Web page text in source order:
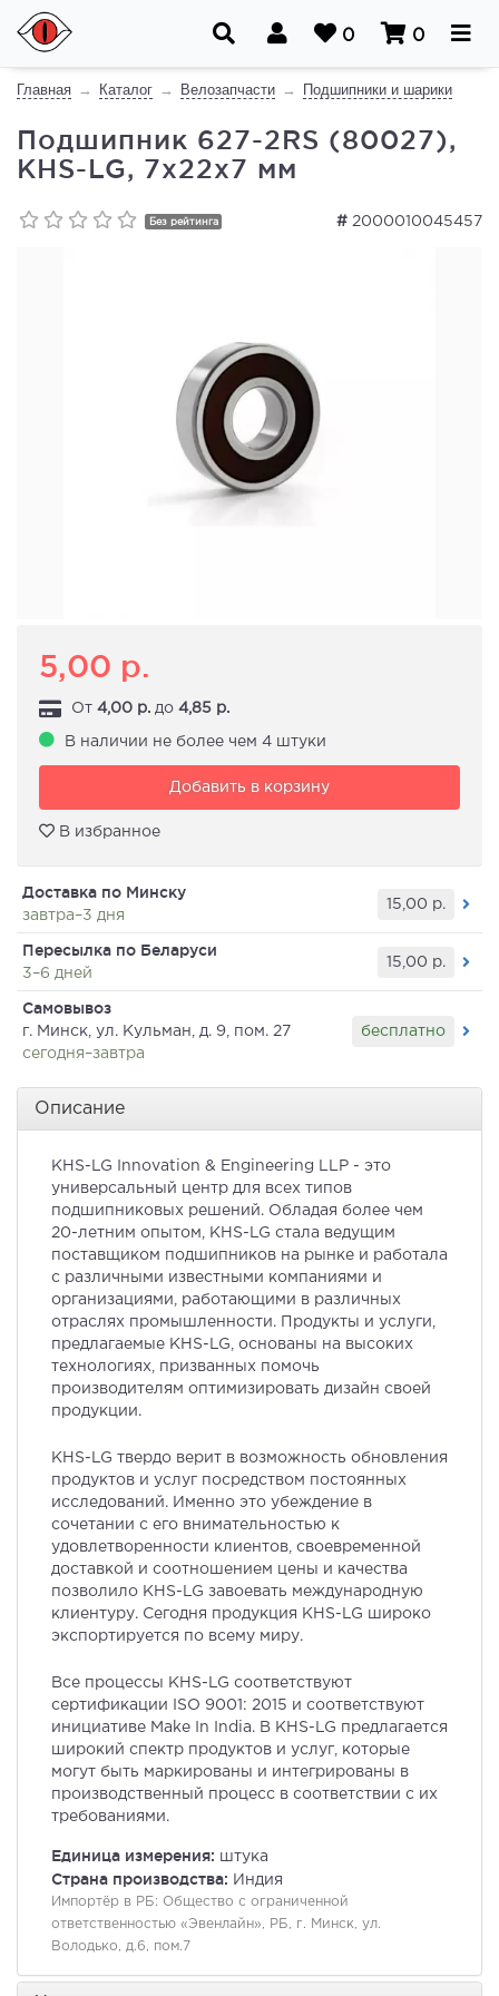
0 0
Главная Каталог Велозапчасти Подшипники и шарики
Подшипник 627-2RS (80027),
KHS-LG, 7x22x7 мм
# 2000010045457
Без рейтинга
5,00 р.
От 4,00 р. до 4,85 р.
В наличии не более чем 4 штуки
Добавить в корзину
В избранное
Доставка по Минску
завтра–3 дня
15,00 р.
Пересылка по Беларуси
3–6 дней
15,00 р.
Самовывоз
г. Минск, ул. Кульман, д. 9, пом. 27
сегодня–завтра
бесплатно
Описание
KHS-LG Innovation & Engineering LLP - это
универсальный центр для всех типов
подшипниковых решений. Обладая более чем
20-летним опытом, KHS-LG стала ведущим
поставщиком подшипников на рынке и работала
с различными известными компаниями и
организациями, работающими в различных
отраслях промышленности. Продукты и услуги,
предлагаемые KHS-LG, основаны на высоких
технологиях, призванных помочь
производителям оптимизировать дизайн своей
продукции.
KHS-LG твердо верит в возможность обновления
продуктов и услуг посредством постоянных
исследований. Именно это убеждение в
сочетании с его внимательностью к
удовлетворенности клиентов, своевременной
доставкой и соотношением цены и качества
позволило KHS-LG завоевать международную
клиентуру. Сегодня продукция KHS-LG широко
экспортируется по всему миру.
Все процессы KHS-LG соответствуют
сертификации ISO 9001: 2015 и соответствуют
инициативе Make In India. В KHS-LG предлагается
широкий спектр продуктов и услуг, которые
могут быть маркированы и интегрированы в
производственный процесс в соответствии с их
требованиями.
Единица измерения: штука
Страна производства: Индия
Импортёр в РБ: Общество с ограниченной
ответственностью «Эвенлайн», РБ, г. Минск, ул.
Володько, д.6, пом.7